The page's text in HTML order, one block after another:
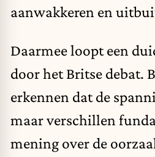
aanwakkeren en
Daarmee loopt een
door het Britse debat.
erkennen dat de
maar verschillen
mening over de